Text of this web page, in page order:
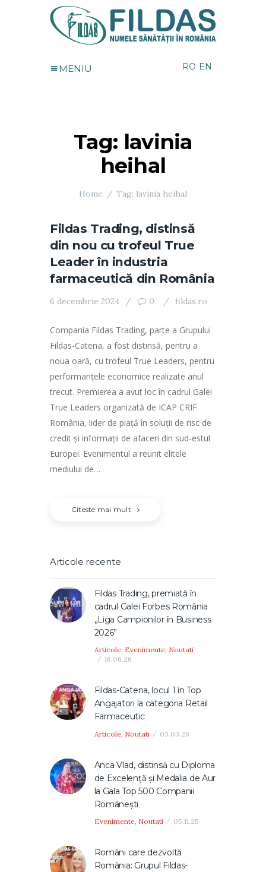
MENIU RO EN
Tag: lavinia
heihal
Home Tag: lavinia heihal
Fildas Trading, distinsă
din nou cu trofeul True
Leader în industria
farmaceutică din România
6 decembrie 2024 0 fildas.ro
Compania Fildas Trading, parte a Grupului
Fildas-Catena, a fost distinsă, pentru a
noua oară, cu trofeul True Leaders, pentru
performanțele economice realizate anul
trecut. Premierea a avut loc în cadrul Galei
True Leaders organizată de ICAP CRIF
România, lider de piață în soluții de risc de
credit și informații de afaceri din sud-estul
Europei. Evenimentul a reunit elitele
mediului de…
Citeste mai mult
Articole recente
Fildas Trading, premiată în
cadrul Galei Forbes România
„Liga Campionilor în Business
2026”
Articole, Evenimente, Noutati
16.06.26
Fildas-Catena, locul 1 în Top
Angajatori la categoria Retail
Farmaceutic
Articole, Noutati 03.03.26
Anca Vlad, distinsă cu Diploma
de Excelență și Medalia de Aur
la Gala Top 500 Companii
Românești
Evenimente, Noutati 05.11.25
Români care dezvoltă
România: Grupul Fildas-